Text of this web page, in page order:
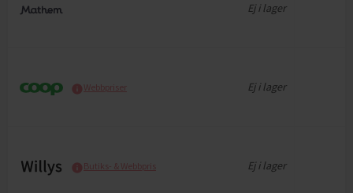
Ej i lager
Webbpriser Ej i lager
Butiks- & Webbpris Ej i lager